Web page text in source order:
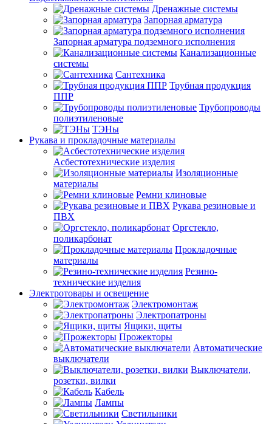
Дренажные системы
Запорная арматура
Запорная арматура подземного исполнения
Канализационные
системы
Сантехника
Трубная продукция
ППР
Трубопроводы
полиэтиленовые
ТЭНы
Рукава и прокладочные материалы
Асбестотехнические изделия
Изоляционные
материалы
Ремни клиновые
Рукава резиновые и
ПВХ
Оргстекло,
поликарбонат
Прокладочные
материалы
Резино-
технические изделия
Электротовары и освещение
Электромонтаж
Электропатроны
Ящики, щиты
Прожекторы
Автоматические
выключатели
Выключатели,
розетки, вилки
Кабель
Лампы
Светильники